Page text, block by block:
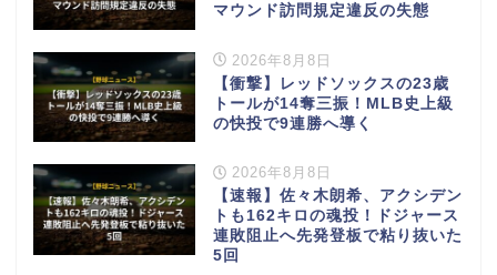
マウンド訪問規定違反の失態
2026年8月8日
【衝撃】レッドソックスの23歳
トールが14奪三振！MLB史上級
の快投で9連勝へ導く
2026年8月8日
【速報】佐々木朗希、アクシデン
トも162キロの魂投！ドジャース
連敗阻止へ先発登板で粘り抜いた
5回